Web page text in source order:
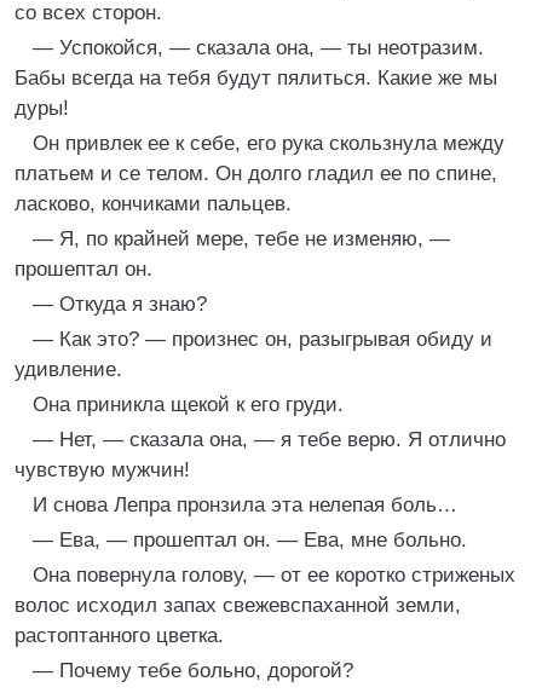
со всех сторон.
— Успокойся, — сказала она, — ты неотразим.
Бабы всегда на тебя будут пялиться. Какие же мы
дуры!
Он привлек ее к себе, его рука скользнула между
платьем и се телом. Он долго гладил ее по спине,
ласково, кончиками пальцев.
— Я, по крайней мере, тебе не изменяю, —
прошептал он.
— Откуда я знаю?
— Как это? — произнес он, разыгрывая обиду и
удивление.
Она приникла щекой к его груди.
— Нет, — сказала она, — я тебе верю. Я отлично
чувствую мужчин!
И снова Лепра пронзила эта нелепая боль…
— Ева, — прошептал он. — Ева, мне больно.
Она повернула голову, — от ее коротко стриженых
волос исходил запах свежевспаханной земли,
растоптанного цветка.
— Почему тебе больно, дорогой?